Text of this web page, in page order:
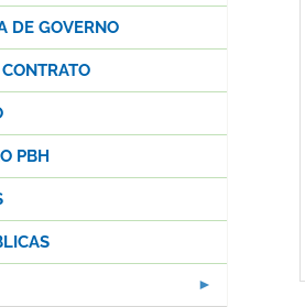
DE GOVERNO
PBH